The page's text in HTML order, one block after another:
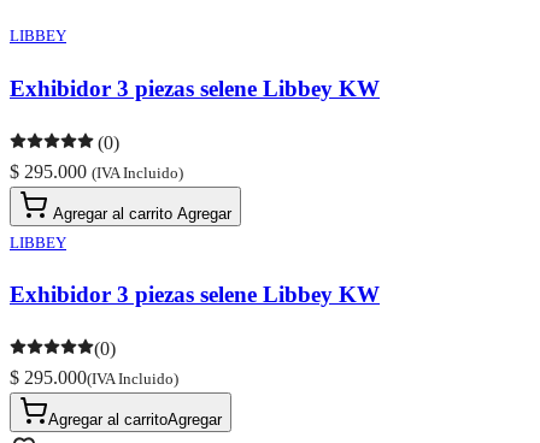
LIBBEY
Exhibidor 3 piezas selene Libbey KW
(0)
$ 295.000 (IVA Incluido)
Agregar al carrito Agregar
LIBBEY
Exhibidor 3 piezas selene Libbey KW
(0)
$ 295.000(IVA Incluido)
Agregar al carritoAgregar